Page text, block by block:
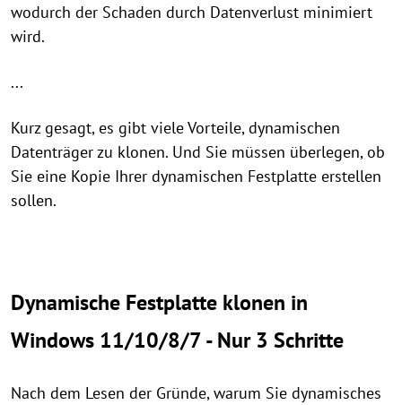
wodurch der Schaden durch Datenverlust minimiert
wird.
...
Kurz gesagt, es gibt viele Vorteile, dynamischen
Datenträger zu klonen. Und Sie müssen überlegen, ob
Sie eine Kopie Ihrer dynamischen Festplatte erstellen
sollen.
Dynamische Festplatte klonen in
Windows 11/10/8/7 - Nur 3 Schritte
Nach dem Lesen der Gründe, warum Sie dynamisches